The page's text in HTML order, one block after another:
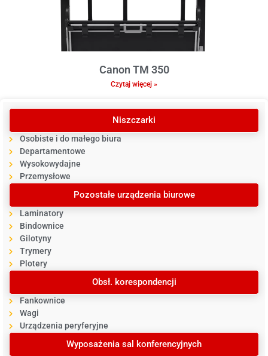
Niszczarki
Osobiste i do małego biura
Departamentowe
Wysokowydajne
Przemysłowe
Pozostałe urządzenia biurowe
Laminatory
Bindownice
Gilotyny
Trymery
Plotery
Obsł. korespondencji
Fankownice
Wagi
Urządzenia peryferyjne
Wyposażenia sal konferencyjnych
Canon TM 350
Czytaj więcej »